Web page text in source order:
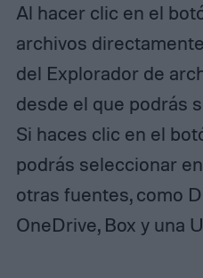
Al hacer clic en el
archivos
del Explorador de
desde el que podrás
Si haces clic en el
podrás seleccionar
otras fuentes, como
OneDrive, Box y una